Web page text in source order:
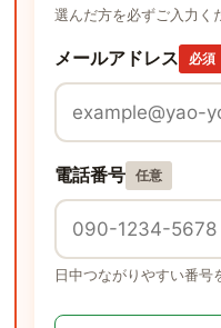
選んだ方を必ずご入力く
メールアドレス 必須
電話番号 任意
日中つながりやすい番号